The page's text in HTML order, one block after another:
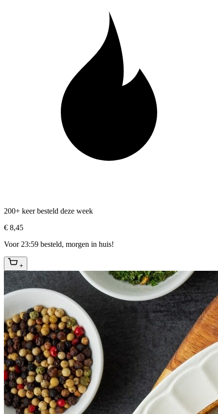
200+ keer besteld deze week
€ 8,45
Voor 23:59 besteld, morgen in huis!
+